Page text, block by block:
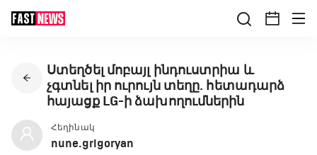
Ստեղծել մոբայլ ինդուստրիա և
չգտնել իր ուրույն տեղը. հետադարձ
հայացք LG-ի ձախողումներին
Հեղինակ
nune.grigoryan